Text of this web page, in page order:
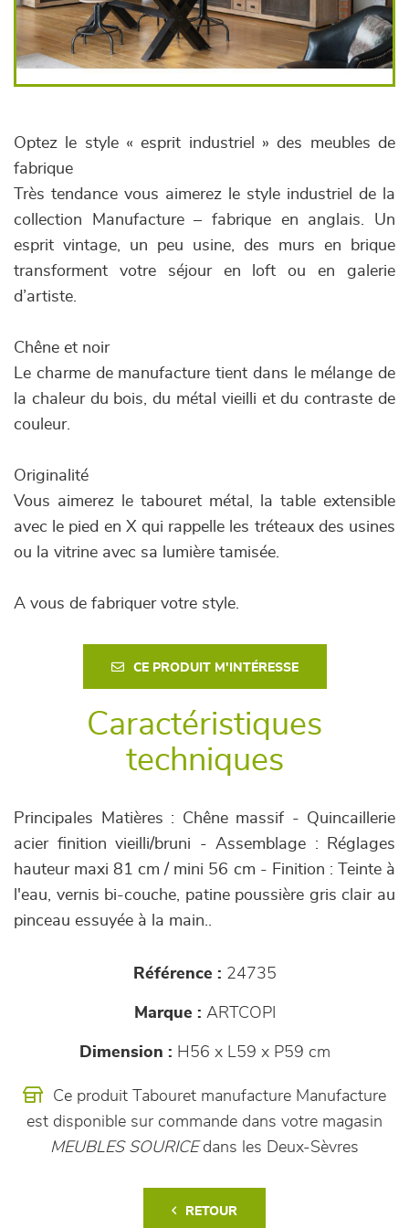
Optez le style « esprit industriel » des meubles de
fabrique
Très tendance vous aimerez le style industriel de la
collection Manufacture – fabrique en anglais. Un
esprit vintage, un peu usine, des murs en brique
transforment votre séjour en loft ou en galerie
d’artiste.
Chêne et noir
Le charme de manufacture tient dans le mélange de
la chaleur du bois, du métal vieilli et du contraste de
couleur.
Originalité
Vous aimerez le tabouret métal, la table extensible
avec le pied en X qui rappelle les tréteaux des usines
ou la vitrine avec sa lumière tamisée.
A vous de fabriquer votre style.
CE PRODUIT M'INTÉRESSE
Caractéristiques
techniques
Principales Matières : Chêne massif - Quincaillerie
acier finition vieilli/bruni - Assemblage : Réglages
hauteur maxi 81 cm / mini 56 cm - Finition : Teinte à
l'eau, vernis bi-couche, patine poussière gris clair au
pinceau essuyée à la main..
Référence : 24735
Marque : ARTCOPI
Dimension : H56 x L59 x P59 cm
Ce produit Tabouret manufacture Manufacture
est disponible sur commande dans votre magasin
MEUBLES SOURICEdans les Deux-Sèvres
RETOUR